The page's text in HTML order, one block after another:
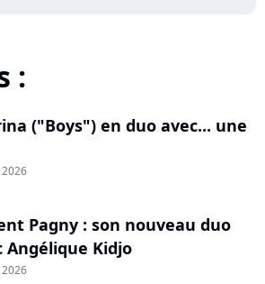
:
("Boys") en duo avec... une
Pagny : son nouveau duo
Angélique Kidjo